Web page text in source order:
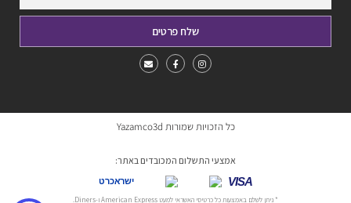
שלח פרטים
כל הזכויות שמורות Yazamco3d
אמצעי התשלום המכובדים באתר:
VISA
ישראכרט
* ניתן לשלם באמצעות כל כרטיסי האשראי למעט American Express ו-Diners.